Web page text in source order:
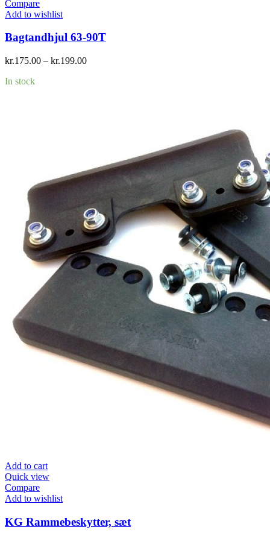
Compare
Add to wishlist
Bagtandhjul 63-90T
kr.175.00 – kr.199.00
In stock
Add to cart
Quick view
Compare
Add to wishlist
KG Rammebeskytter, sæt